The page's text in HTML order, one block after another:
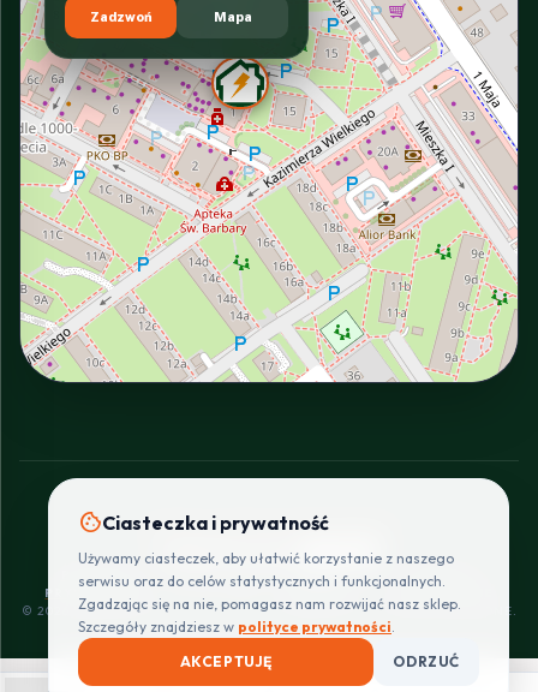
Zadzwoń Mapa
INTERACTIVE VIEW
SZYBKIE I BEZPIECZNE PŁATNOŚCI
POLITYKA
PRYWATNOŚCI
REGULAMIN
CENNIK
DOSTAW
ZWROTY I
REKLAMACJE
© 2026 PROINSTALLER.PL - KNURÓW. WSZYSTKIE PRAWA ZASTRZEŻONE.
cookieCiasteczka i prywatność
Używamy ciasteczek, aby ułatwić korzystanie z naszego
serwisu oraz do celów statystycznych i funkcjonalnych.
Zgadzając się na nie, pomagasz nam rozwijać nasz sklep.
Szczegóły znajdziesz w polityce prywatności.
AKCEPTUJĘ
ODRZUĆ